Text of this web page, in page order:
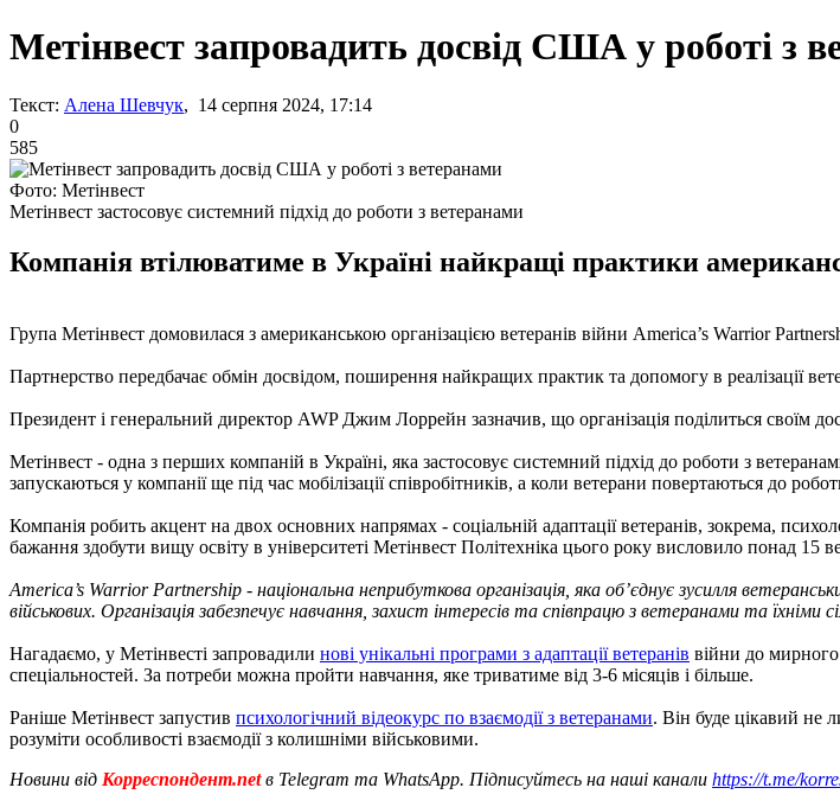
Метінвест запровадить досвід США у роботі з
Текст: Алена Шевчук, 14 серпня 2024, 17:14
0
585
Фото: Метінвест
Метінвест застосовує системний підхід до роботи з ветеранами
Компанія втілюватиме в Україні найкращі практики
Група Метінвест домовилася з американською організацією ветеранів війни America’s Warrior
Партнерство передбачає обмін досвідом, поширення найкращих практик та допомогу в реалізації
Президент і генеральний директор AWP Джим Лоррейн зазначив, що організація поділиться своїм
Метінвест - одна з перших компаній в Україні, яка застосовує системний підхід до роботи з
запускаються у компанії ще під час мобілізації співробітників, а коли ветерани повертаються до
Компанія робить акцент на двох основних напрямах - соціальній адаптації ветеранів, зокрема,
бажання здобути вищу освіту в університеті Метінвест Політехніка цього року висловило понад 15
America’s Warrior Partnership - національна неприбуткова організація, яка об’єднує зусилля
військових. Організація забезпечує навчання, захист інтересів та співпрацю з ветеранами та їхніми
Нагадаємо, у Метінвесті запровадили нові унікальні програми з адаптації ветеранів війни до
спеціальностей. За потреби можна пройти навчання, яке триватиме від 3-6 місяців і більше.
Раніше Метінвест запустив психологічний відеокурс по взаємодії з ветеранами. Він буде цікавий не
розуміти особливості взаємодії з колишніми військовими.
Новини від Корреспондент.netв Telegram та WhatsApp. Підписуйтесь на наші канали https://t.me/